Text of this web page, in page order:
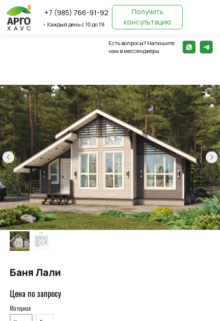
Получить
консультацию
+7 (985) 766-91-92
Каждый день с 10 до 19
Есть вопросы? Напишите
Баня Лали
Цена по запросу
Материал